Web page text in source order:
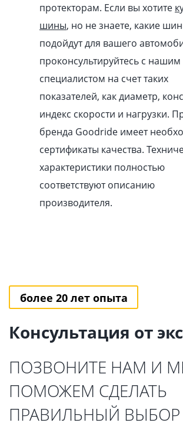
протекторам. Если вы хотите
шины, но не знаете, какие
подойдут для вашего
проконсультируйтесь с нашим
специалистом на счет таких
показателей, как диаметр,
индекс скорости и нагрузки.
бренда Goodride имеет
сертификаты качества.
характеристики полностью
соответствуют описанию
производителя.
более 20 лет опыта
Консультация от
ПОЗВОНИТЕ НАМ И
ПОМОЖЕМ СДЕЛАТЬ
ПРАВИЛЬНЫЙ ВЫБОР